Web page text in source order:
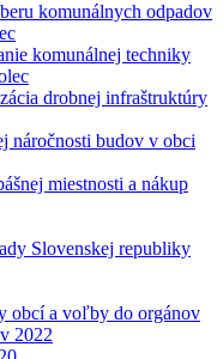
komunálnych odpadov
komunálnej techniky
drobnej infraštruktúry
náročnosti budov v obci
miestnosti a nákup
Slovenskej republiky
obcí a voľby do orgánov
2022